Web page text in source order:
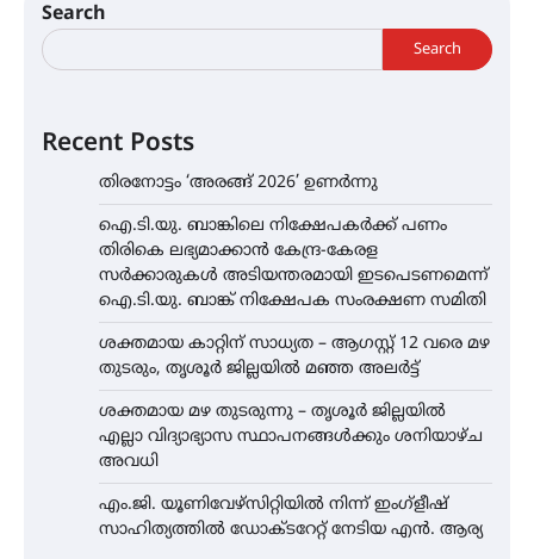
Search
Search
Recent Posts
തിരനോട്ടം ‘അരങ്ങ് 2026’ ഉണർന്നു
ഐ.ടി.യു. ബാങ്കിലെ നിക്ഷേപകർക്ക് പണം
തിരികെ ലഭ്യമാക്കാൻ കേന്ദ്ര-കേരള
സർക്കാരുകൾ അടിയന്തരമായി ഇടപെടണമെന്ന്
ഐ.ടി.യു. ബാങ്ക് നിക്ഷേപക സംരക്ഷണ സമിതി
ശക്തമായ കാറ്റിന് സാധ്യത – ആഗസ്റ്റ് 12 വരെ മഴ
തുടരും, തൃശൂർ ജില്ലയിൽ മഞ്ഞ അലർട്ട്
ശക്തമായ മഴ തുടരുന്നു – തൃശൂർ ജില്ലയിൽ
എല്ലാ വിദ്യാഭ്യാസ സ്ഥാപനങ്ങൾക്കും ശനിയാഴ്ച
അവധി
എം.ജി. യൂണിവേഴ്‌സിറ്റിയിൽ നിന്ന് ഇംഗ്ളീഷ്
സാഹിത്യത്തിൽ ഡോക്ടറേറ്റ് നേടിയ എൻ. ആര്യ